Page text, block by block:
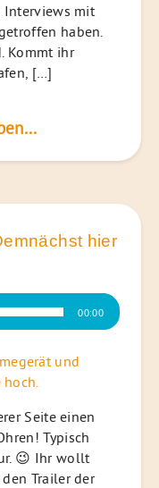
Interviews mit
haben.
Kommt ihr
[…]
hier
00:00
Seite einen
Typisch
😉 Ihr wollt
Trailer der